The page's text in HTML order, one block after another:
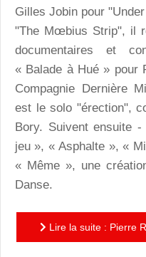
Gilles Jobin pour
"The Mœbius Strip", il
documentaires et
« Balade à Hué » pour
Compagnie Dernière
est le solo "érection",
Bory. Suivent ensuite
jeu », « Asphalte », «
« Même », une
Danse.
Lire la suite : Pierre